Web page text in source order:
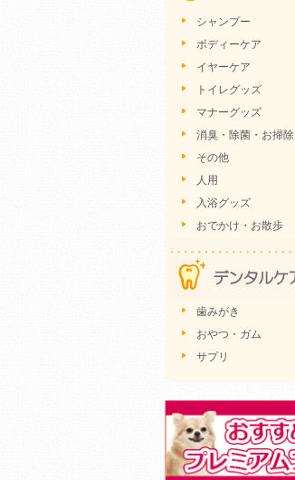
シャンプー
ボディーケア
イヤーケア
トイレグッズ
マナーグッズ
消臭・除菌・お掃除
その他
人用
入浴グッズ
おでかけ・お散歩
歯みがき
おやつ・ガム
サプリ